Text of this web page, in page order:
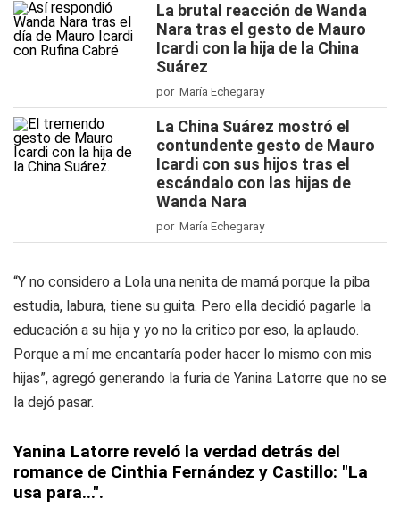
La brutal reacción de Wanda
Nara tras el gesto de Mauro
Icardi con la hija de la China
Suárez
por María Echegaray
La China Suárez mostró el
contundente gesto de Mauro
Icardi con sus hijos tras el
escándalo con las hijas de
Wanda Nara
por María Echegaray
“Y no considero a Lola una nenita de mamá porque la piba
estudia, labura, tiene su guita. Pero ella decidió pagarle la
educación a su hija y yo no la critico por eso, la aplaudo.
Porque a mí me encantaría poder hacer lo mismo con mis
hijas”, agregó generando la furia de Yanina Latorre que no se
la dejó pasar.
Yanina Latorre reveló la verdad detrás del
romance de Cinthia Fernández y Castillo: "La
usa para...".